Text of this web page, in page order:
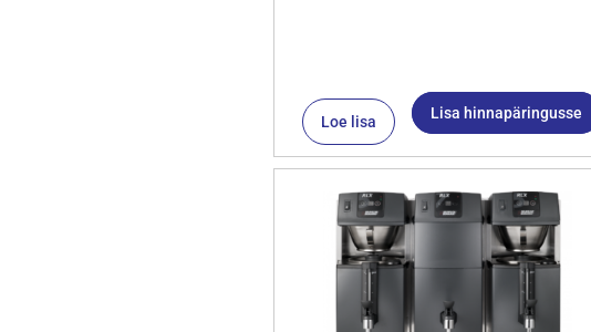
Loe lisa Lisa hinnapäringusse